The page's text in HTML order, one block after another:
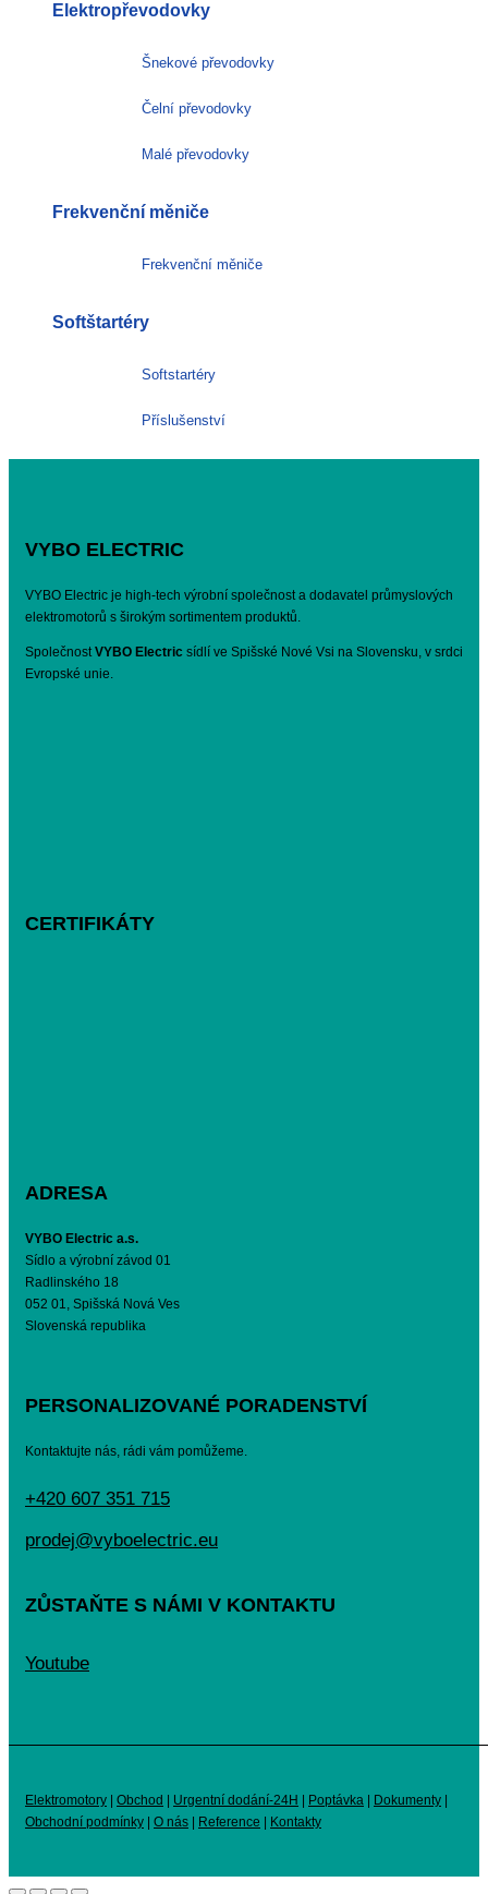
Elektropřevodovky
Šnekové převodovky
Čelní převodovky
Malé převodovky
Frekvenční měniče
Frekvenční měniče
Softštartéry
Softstartéry
Příslušenství
VYBO ELECTRIC
VYBO Electric je high-tech výrobní společnost a dodavatel průmyslových
elektromotorů s širokým sortimentem produktů.
SpolečnostVYBO Electric sídlí ve Spišské Nové Vsi na Slovensku, v srdci
Evropské unie.
CERTIFIKÁTY
ADRESA
VYBO Electric a.s.
Sídlo a výrobní závod 01
Radlinského 18
052 01, Spišská Nová Ves
Slovenská republika
PERSONALIZOVANÉ PORADENSTVÍ
Kontaktujte nás, rádi vám pomůžeme.
+420 607 351 715
prodej@vyboelectric.eu
ZŮSTAŇTE S NÁMI V KONTAKTU
Youtube
Elektromotory Obchod Urgentní dodání-24H Poptávka Dokumenty
Obchodní podmínky
O nás Reference Kontakty